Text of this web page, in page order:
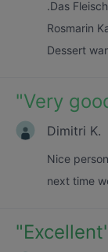
.Das
Rosmarin
Dessert
"Very
Dimitri K.
Nice
next time
"Excellent